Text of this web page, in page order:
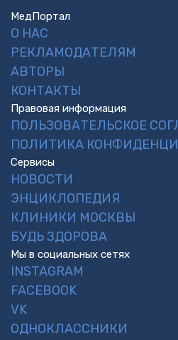
МедПортал
О НАС
РЕКЛАМОДАТЕЛЯМ
АВТОРЫ
КОНТАКТЫ
Правовая информация
ПОЛЬЗОВАТЕЛЬСКОЕ
ПОЛИТИКА
Сервисы
НОВОСТИ
ЭНЦИКЛОПЕДИЯ
КЛИНИКИ МОСКВЫ
БУДЬ ЗДОРОВА
Мы в социальных сетях
INSTAGRAM
FACEBOOK
VK
ОДНОКЛАССНИКИ